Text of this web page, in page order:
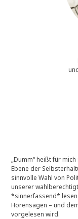
„Dumm“ heißt für
Ebene der
sinnvolle Wahl von
unserer
*sinnerfassend* lesen
Hörensagen – und
vorgelesen wird.